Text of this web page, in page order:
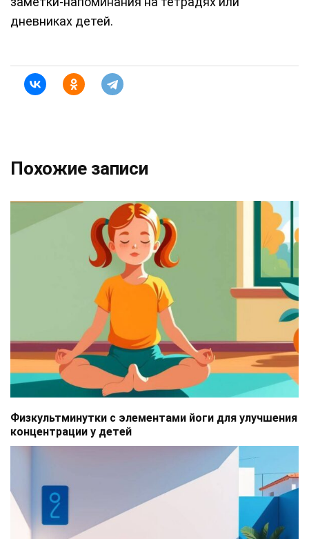
дневниках детей.
Похожие записи
Физкультминутки с элементами йоги для улучшения
концентрации у детей